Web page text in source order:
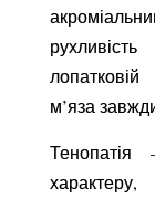
м’яза
Тенопатія